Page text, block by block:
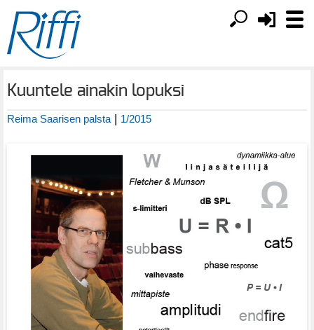
Kuuntele ainakin lopuksi
Reima Saarisen palsta| 1/2015